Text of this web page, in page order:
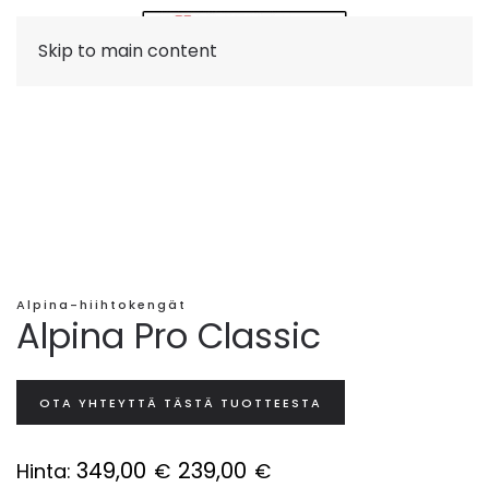
Skip to main content
Alpina-hiihtokengät
Alpina Pro Classic
OTA YHTEYTTÄ TÄSTÄ TUOTTEESTA
Hinta: 349,00 € 239,00 €